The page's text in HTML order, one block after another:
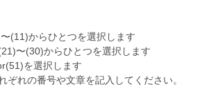
(11)からひとつを選択します
〜(30)からひとつを選択します
を選択します
ぞれの番号や文章を記入してください。